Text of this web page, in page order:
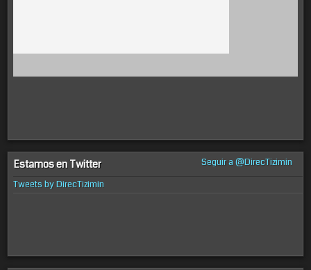
Estamos en Twitter
Seguir a @DirecTizimin
Tweets by DirecTizimin